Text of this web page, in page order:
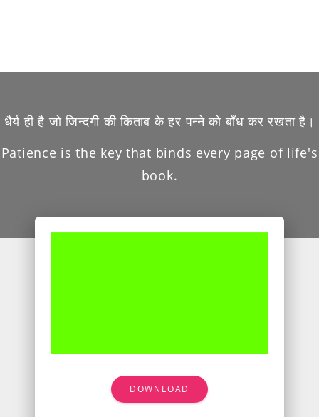
धैर्य ही है जो जिन्दगी की किताब के हर पन्ने को बाँध कर रखता है।
Patience is the key that binds every page of life's
book.
DOWNLOAD